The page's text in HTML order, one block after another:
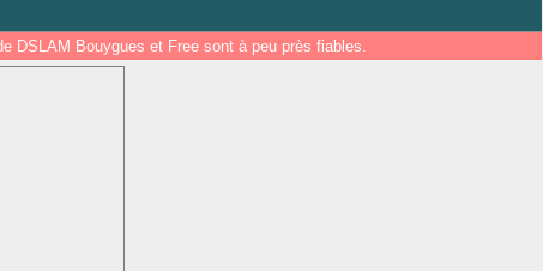
DSLAM Bouygues et Free sont à peu près fiables.